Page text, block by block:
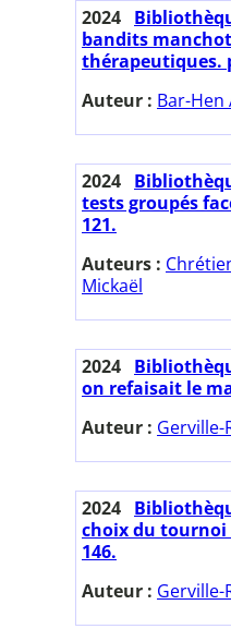
2024
bandits
thérapeutiques.
Auteur : Bar-Hen
2024
tests groupés
121.
Auteurs :
Mickaël
2024
on refaisait le
Auteur : Gerville-
2024
choix du tournoi
146.
Auteur : Gerville-